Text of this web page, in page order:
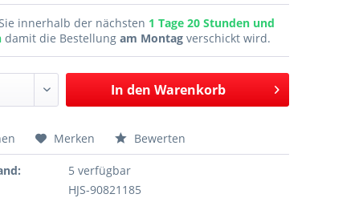
innerhalb der nächsten 1 Tage 20 Stunden und
damit die Bestellungam Montag verschickt wird.
In den Warenkorb
Merken Bewerten
5 verfügbar
HJS-90821185